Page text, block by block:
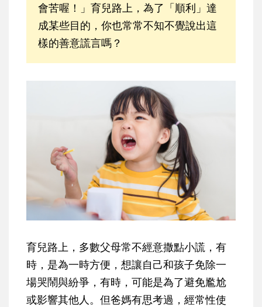
會苦喔！」育兒路上，為了「順利」達
成某些目的，你也常常不知不覺說出這
樣的善意謊言嗎？
育兒路上，多數父母常不經意撒點小謊，有
時，是為一時方便，想讓自己和孩子免除一
場哭鬧與紛爭，有時，可能是為了避免尷尬
或影響其他人。但爸媽有思考過，經常性使